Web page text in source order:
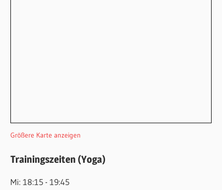
Größere Karte anzeigen
Trainingszeiten (Yoga)
Mi: 18:15 - 19:45